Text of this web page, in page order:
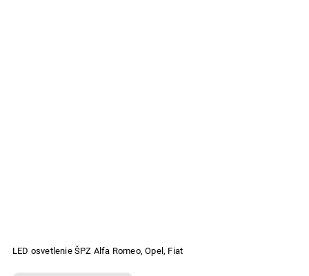
LED osvetlenie ŠPZ Alfa Romeo, Opel, Fiat